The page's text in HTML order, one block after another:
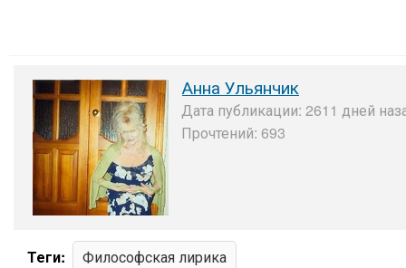
Анна Ульянчик
Дата публикации: 2611 дней
Прочтений: 693
Теги: Философская лирика